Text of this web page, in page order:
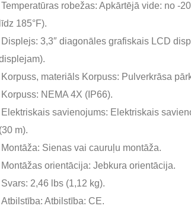
Temperatūras robežas: Apkārtējā vide: no -
185°F).
Displejs: 3,3″ diagonāles grafiskais LCD
Korpuss, materiāls Korpuss: Pulverkrāsa
Korpuss: NEMA 4X (IP66).
Elektriskais savienojums: Elektriskais
m).
Montāža: Sienas vai cauruļu montāža.
Montāžas orientācija: Jebkura orientācija.
Svars: 2,46 lbs (1,12 kg).
Atbilstība: Atbilstība: CE.